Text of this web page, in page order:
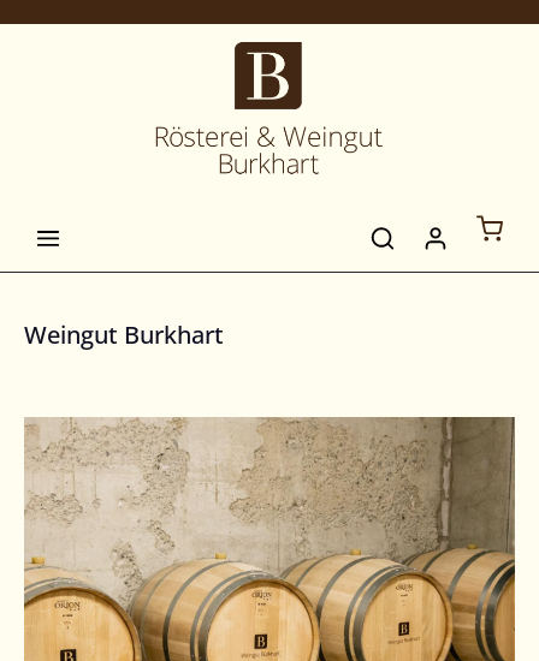
Weingut Burkhart